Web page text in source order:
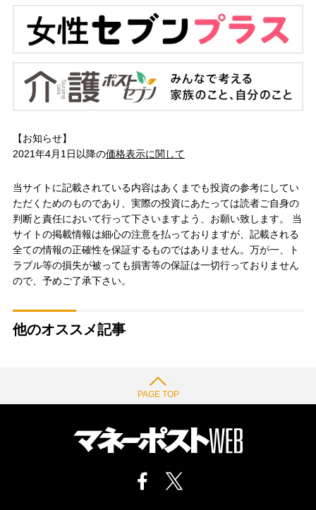
【お知らせ】
2021年4月1日以降の価格表示に関して
当サイトに記載されている内容はあくまでも投資の参考にしてい
ただくためのものであり、実際の投資にあたっては読者ご自身の
判断と責任において行って下さいますよう、お願い致します。 当
サイトの掲載情報は細心の注意を払っておりますが、記載される
全ての情報の正確性を保証するものではありません。万が一、ト
ラブル等の損失が被っても損害等の保証は一切行っておりません
ので、予めご了承下さい。
他のオススメ記事
PAGE TOP